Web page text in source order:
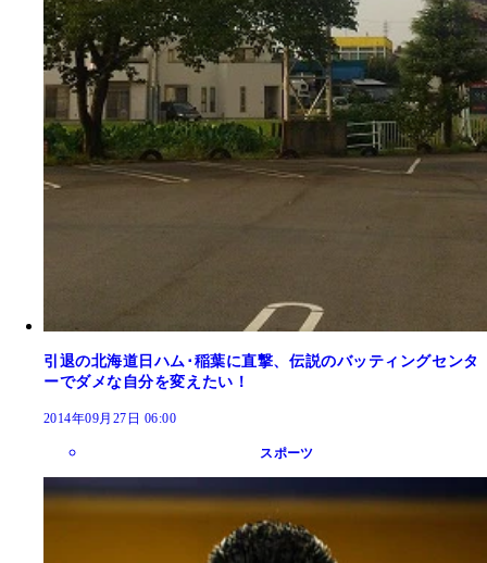
引退の北海道日ハム･稲葉に直撃、伝説のバッティングセンタ
ーでダメな自分を変えたい！
2014年09月27日 06:00
スポーツ